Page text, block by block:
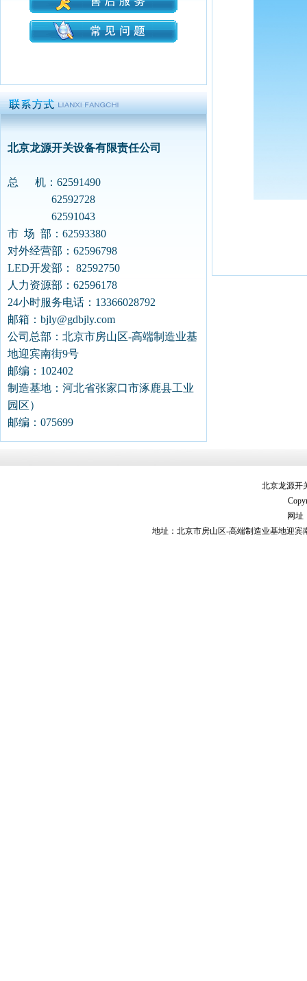
北京龙源开关设备有限责任公司
总 机：62591490
62592728
62591043
市 场 部：62593380
对外经营部：62596798
LED开发部： 82592750
人力资源部：62596178
24小时服务电话：13366028792
邮箱： bjly@gdbjly.com
公司总部：北京市房山区-高端制造业基
地迎宾南街9号
邮编：102402
制造基地：河北省张家口市涿鹿县工业
园区）
邮编：075699
北京龙源开
网址
地址：北京市房山区-高端制造业基地迎宾